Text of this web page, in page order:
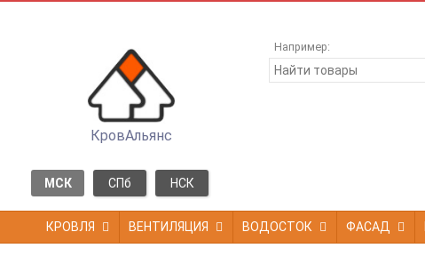
КровАльянс
МСК СПб НСК
Например:
КРОВЛЯ ВЕНТИЛЯЦИЯ ВОДОСТОК ФАСАД